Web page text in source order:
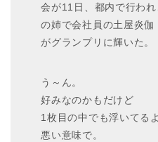
会が11日、都内で行わ
の姉で会社員の土屋炎伽
がグランプリに輝いた。
う～ん。
好みなのかもだけど
1枚目の中でも浮いてるよ
悪い意味で。